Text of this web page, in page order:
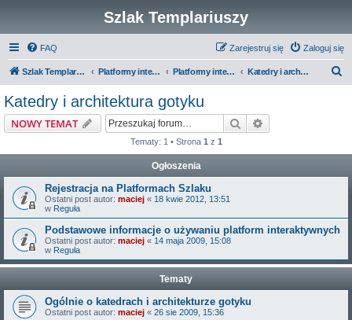
Szlak Templariuszy
FAQ Zaloguj się
Zarejestruj się
Szlak Templariuszy Platformy interaktywne Szlaku Templariuszy Platformy interaktywne - Średniowiecze Katedry i architektura gotyku
Katedry i architektura gotyku
NOWY TEMAT Szukaj
Tematy: 1 • Strona 1 z 1
Ogłoszenia
Rejestracja na Platformach Szlaku
Ostatni post autor: maciej « 18 kwie 2012, 13:51
w Reguła
Podstawowe informacje o używaniu platform interaktywnych
Ostatni post autor: maciej « 14 maja 2009, 15:08
w Reguła
Tematy
Ogólnie o katedrach i architekturze gotyku
Ostatni post autor: maciej « 26 sie 2009, 15:36